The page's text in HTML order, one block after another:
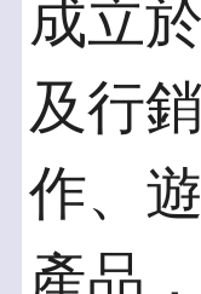
成立
及行
作、
產品